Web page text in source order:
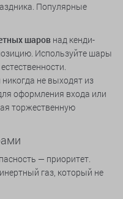
Популярные
шаров над кенди-
Используйте шары
никогда не выходят из
оформления входа или
торжественную
— приоритет.
газ, который не